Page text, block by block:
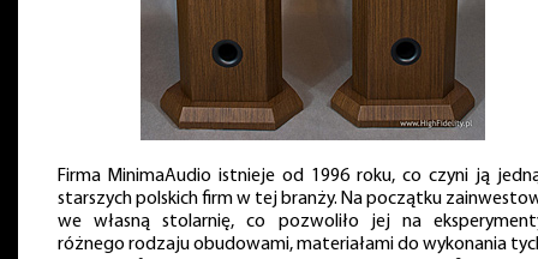
Firma MinimaAudio istnieje od 1996 roku, co czyni ją
starszych polskich firm w tej branży. Na początku
we własną stolarnię, co pozwoliło jej na
różnego rodzaju obudowami, materiałami do wykonania